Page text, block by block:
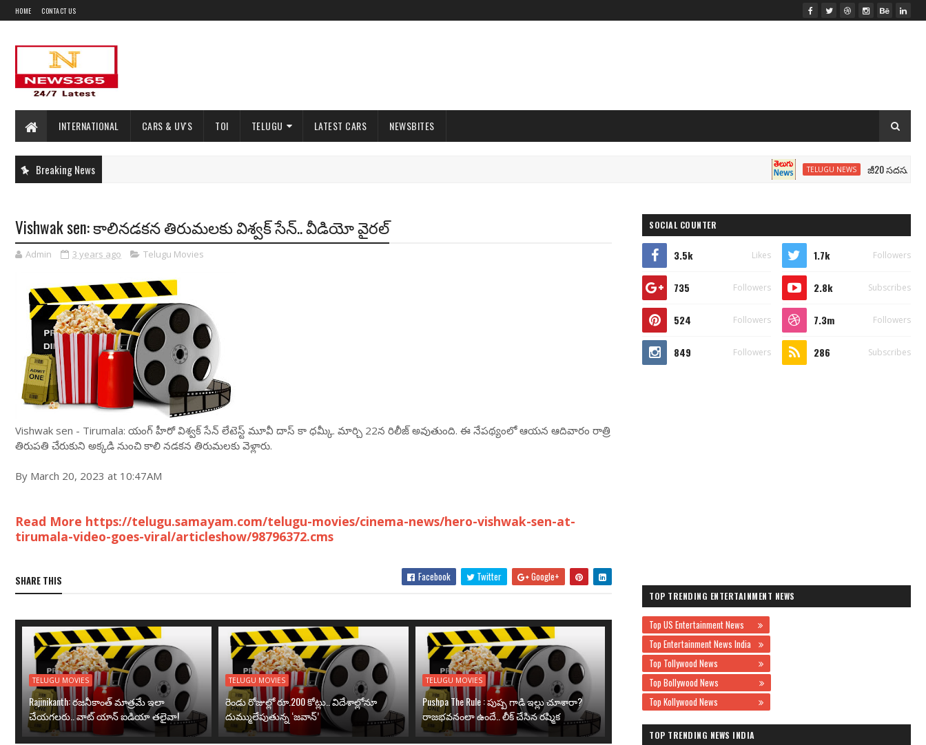
HOME CONTACT US
INTERNATIONAL CARS & UV'S TOI TELUGU LATEST CARS NEWSBITES
Breaking News TELUGU NEWS జీ20 సదస్సు.. మోదీ
Vishwak sen: కాలినడకన తిరుమలకు విశ్వక్ సేన్.. వీడియో వైరల్
Admin 3 years ago Telugu Movies
Vishwak sen - Tirumala: యంగ్ హీరో విశ్వ‌క్ సేన్ లేటెస్ట్ మూవీ దాస్ కా ధమ్కీ. మార్చి 22న రిలీజ్ అవుతుంది. ఈ నేప‌థ్యంలో ఆయ‌న ఆదివారం రాత్రి
తిరుప‌తి చేరుకుని అక్క‌డి నుంచి కాలి న‌డ‌క‌న తిరుమ‌ల‌కు వెళ్లారు.
By March 20, 2023 at 10:47AM
Read More https://telugu.samayam.com/telugu-movies/cinema-news/hero-vishwak-sen-at-
tirumala-video-goes-viral/articleshow/98796372.cms
SHARE THIS Facebook Twitter Google+
TELUGU MOVIES
Rajinikanth: రజనీకాంత్ మాత్రమే ఇలా
చేయగలరు.. వాట్ యాన్ ఐడియా తలైవా!
TELUGU MOVIES
రెండు రోజుల్లో రూ.200 కోట్లు.. విదేశాల్లోనూ
దుమ్ములేపుతున్న ‘జవాన్’
TELUGU MOVIES
Pushpa The Rule : పుష్ప గాడి ఇల్లు చూశారా?
రాజభవనంలా ఉందే.. లీక్ చేసిన రష్మిక
SOCIAL COUNTER
3.5k Likes 1.7k Followers
735 Followers 2.8k Subscribes
524 Followers 7.3m Followers
849 Followers 286 Subscribes
TOP TRENDING ENTERTAINMENT NEWS
Top US Entertainment News
Top Entertainment News India
Top Tollywood News
Top Bollywood News
Top Kollywood News
TOP TRENDING NEWS INDIA